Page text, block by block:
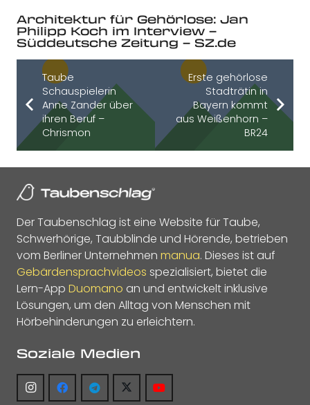
Architektur für Gehörlose: Jan
Philipp Koch im Interview –
Süddeutsche Zeitung – SZ.de
Taube
Schauspielerin
Anne Zander über
ihren Beruf –
Chrismon
Erste gehörlose
Stadträtin in
Bayern kommt
aus Weißenhorn –
BR24
Der Taubenschlag ist eine Website für Taube,
Schwerhörige, Taubblinde und Hörende, betrieben
vom Berliner Unternehmen manua. Dieses ist auf
Gebärdensprachvideos spezialisiert, bietet die
Lern-App Duomano an und entwickelt inklusive
Lösungen, um den Alltag von Menschen mit
Hörbehinderungen zu erleichtern.
Soziale Medien